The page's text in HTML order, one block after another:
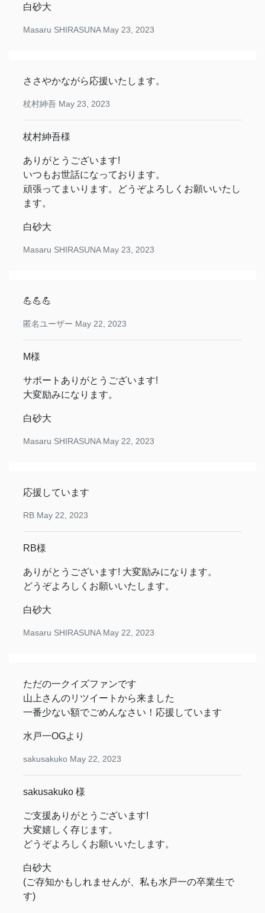
白砂大
Masaru SHIRASUNA May 23, 2023
ささやかながら応援いたします。
杖村紳吾 May 23, 2023
杖村紳吾様
ありがとうございます!
いつもお世話になっております。
頑張ってまいります。どうぞよろしくお願いいたし
ます。
白砂大
Masaru SHIRASUNA May 23, 2023
💪💪💪
匿名ユーザー May 22, 2023
M様
サポートありがとうございます!
大変励みになります。
白砂大
Masaru SHIRASUNA May 22, 2023
応援しています
RB May 22, 2023
RB様
ありがとうございます! 大変励みになります。
どうぞよろしくお願いいたします。
白砂大
Masaru SHIRASUNA May 22, 2023
ただの一クイズファンです
山上さんのリツイートから来ました
一番少ない額でごめんなさい！応援しています
水戸一OGより
sakusakuko May 22, 2023
sakusakuko 様
ご支援ありがとうございます!
大変嬉しく存じます。
どうぞよろしくお願いいたします。
白砂大
(ご存知かもしれませんが、私も水戸一の卒業生で
す)